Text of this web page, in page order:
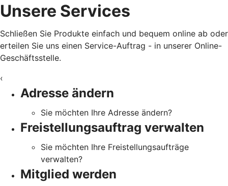
Unsere Services
Schließen Sie Produkte einfach und bequem online ab oder
erteilen Sie uns einen Service-Auftrag - in unserer Online-
Geschäftsstelle.
‹
Adresse ändern
Sie möchten Ihre Adresse ändern?
Freistellungsauftrag verwalten
Sie möchten Ihre Freistellungsaufträge
verwalten?
Mitglied werden